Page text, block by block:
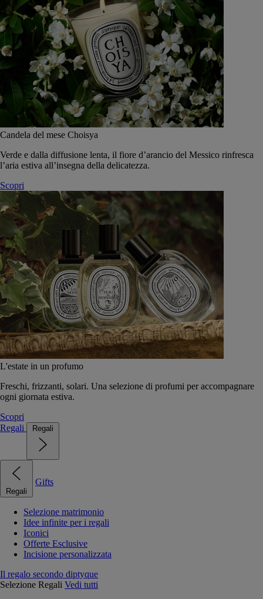
Candela del mese Choisya
Verde e dalla diffusione lenta, il fiore d’arancio del Messico rinfresca
l’aria estiva all’insegna della delicatezza.
Scopri
L'estate in un profumo
Freschi, frizzanti, solari. Una selezione di profumi per accompagnare
ogni giornata estiva.
Scopri
Regali
Regali
Regali
Gifts
Selezione matrimonio
Idee infinite per i regali
Iconici
Offerte Esclusive
Incisione personalizzata
Il regalo secondo diptyque
Selezione Regali Vedi tutti